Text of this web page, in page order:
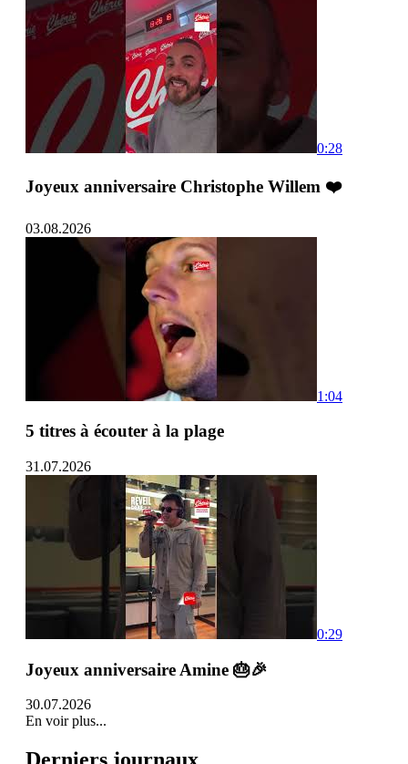
0:28
Joyeux anniversaire Christophe Willem ❤️
03.08.2026
1:04
5 titres à écouter à la plage
31.07.2026
0:29
Joyeux anniversaire Amine 🎂🎉
30.07.2026
En voir plus...